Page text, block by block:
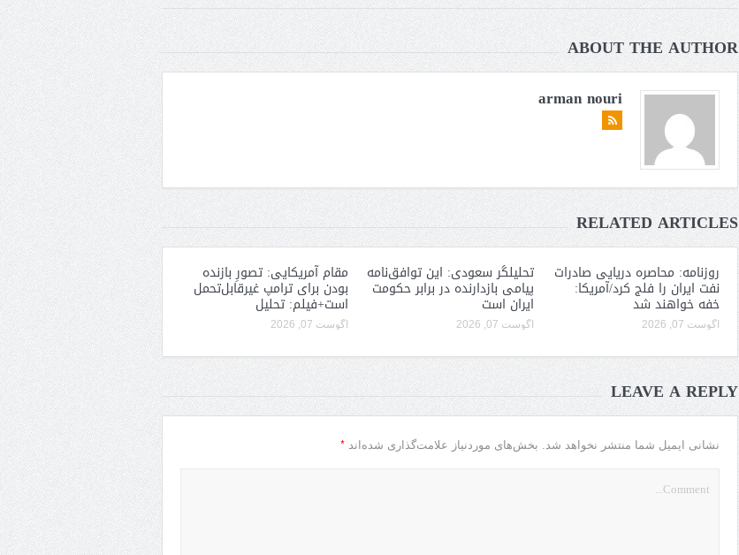
ABOUT THE AUTHOR
arman nouri
RELATED ARTICLES
روزنامه: محاصره دریایی صادرات
نفت ایران را فلج کرد/آمریکا:
خفه خواهند شد
آگوست 07, 2026
تحلیلگر سعودی: این توافق‌نامه
پیامی بازدارنده در برابر حکومت
ایران است
آگوست 07, 2026
مقام آمریکایی: تصورِ بازنده
بودن برای ترامپ غیرقابل‌تحمل
است+فیلم: تحلیل
آگوست 07, 2026
LEAVE A REPLY
نشانی ایمیل شما منتشر نخواهد شد. بخش‌های موردنیاز علامت‌گذاری شده‌اند *